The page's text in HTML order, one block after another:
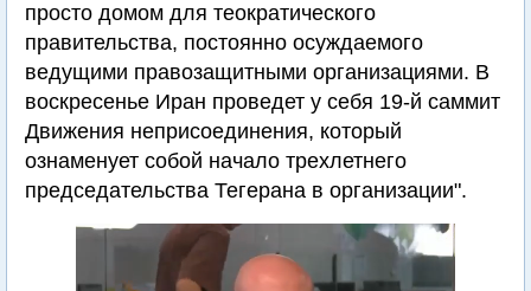
просто домом для теократического
правительства, постоянно осуждаемого
ведущими правозащитными организациями. В
воскресенье Иран проведет у себя 19-й саммит
Движения неприсоединения, который
ознаменует собой начало трехлетнего
председательства Тегерана в организации".